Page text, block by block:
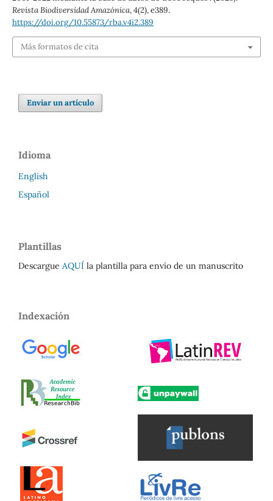
Revista Biodiversidad Amazónica,4(2), e389.
https://doi.org/10.55873/rba.v4i2.389
Más formatos de cita
Enviar un artículo
Idioma
English
Español
Plantillas
Descargue AQUÍ la plantilla para envío de un manuscrito
Indexación